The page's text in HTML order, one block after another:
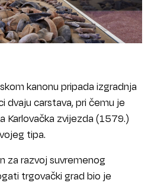
kanonu pripada izgradnja
dvaju carstava, pri čemu je
Karlovačka zvijezda (1579.)
tipa.
za razvoj suvremenog
trgovački grad bio je